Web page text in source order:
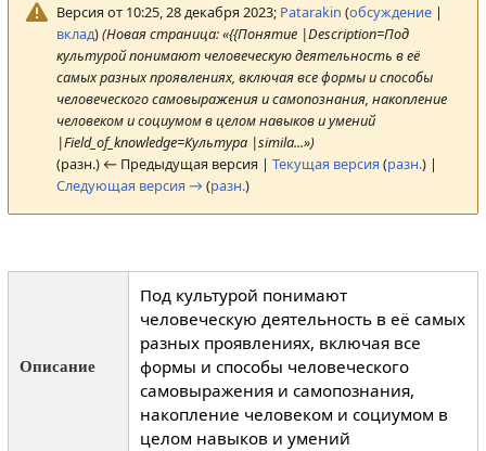
Версия от 10:25, 28 декабря 2023; Patarakin (обсуждение|
вклад)(Новая страница: «{{Понятие |Description=Под
культурой понимают человеческую деятельность в её
самых разных проявлениях, включая все формы и способы
человеческого самовыражения и самопознания, накопление
человеком и социумом в целом навыков и умений
|Field_of_knowledge=Культура |simila...»)
(разн.) ← Предыдущая версия | Текущая версия (разн.) |
Следующая версия → (разн.)
Описание
Под культурой понимают
человеческую деятельность в её самых
разных проявлениях, включая все
формы и способы человеческого
самовыражения и самопознания,
накопление человеком и социумом в
целом навыков и умений